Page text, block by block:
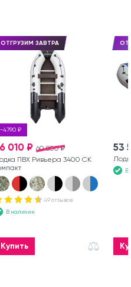
-4790 ₽
ОТГРУЗИМ ЗАВТРА
60 800 ₽
010 ₽
ПВХ Ривьера 3400 СК
49 отзывов
В наличии
Купить
53
В